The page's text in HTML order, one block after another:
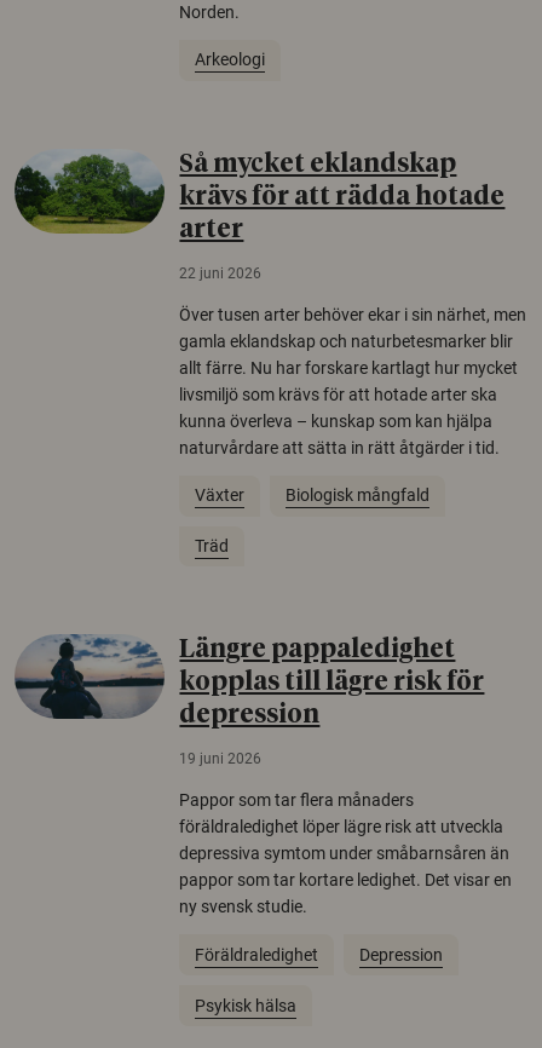
Norden.
Arkeologi
Så mycket eklandskap
krävs för att rädda hotade
arter
22 juni 2026
Över tusen arter behöver ekar i sin närhet, men
gamla eklandskap och naturbetesmarker blir
allt färre. Nu har forskare kartlagt hur mycket
livsmiljö som krävs för att hotade arter ska
kunna överleva – kunskap som kan hjälpa
naturvårdare att sätta in rätt åtgärder i tid.
Växter Biologisk mångfald
Träd
Längre pappaledighet
kopplas till lägre risk för
depression
19 juni 2026
Pappor som tar flera månaders
föräldraledighet löper lägre risk att utveckla
depressiva symtom under småbarnsåren än
pappor som tar kortare ledighet. Det visar en
ny svensk studie.
Föräldraledighet Depression
Psykisk hälsa